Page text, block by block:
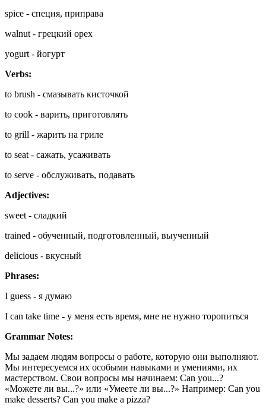
spice - специя, приправа
walnut - грецкий орех
yogurt - йогурт
Verbs:
to brush - смазывать кисточкой
to cook - варить, приготовлять
to grill - жарить на гриле
to seat - сажать, усаживать
to serve - обслуживать, подавать
Adjectives:
sweet - сладкий
trained - обученный, подготовленный, выученный
delicious - вкусный
Phrases:
I guess - я думаю
I can take time - у меня есть время, мне не нужно торопиться
Grammar Notes:
Мы задаем людям вопросы о работе, которую они выполняют.
Мы интересуемся их особыми навыками и умениями, их
мастерством. Свои вопросы мы начинаем: Can you...?
«Можете ли вы...?» или «Умеете ли вы...?» Например: Can you
make desserts? Can you make a pizza?